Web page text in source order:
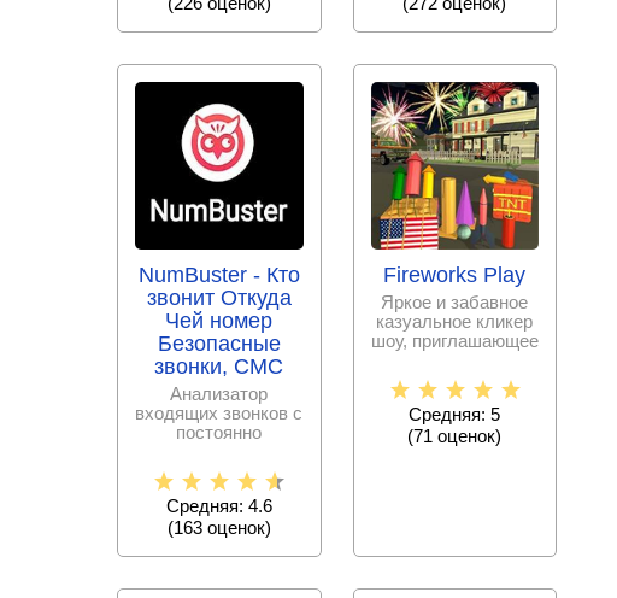
NumBuster - Кто
звонит Откуда
Чей номер
Безопасные
звонки, СМС
Анализатор
входящих звонков с
постоянно
спам – номеров,
Средняя: 4.6
(163оценок)
Fireworks Play
Яркое и забавное
казуальное кликер
шоу, приглашающее
команды по
Средняя: 5
(71 оценок)